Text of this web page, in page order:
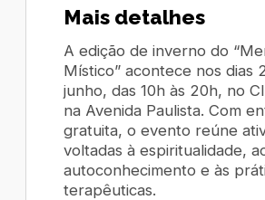
Mais detalhes
A edição de inverno do
Místico” acontece nos dias
junho, das 10h às 20h, no
na Avenida Paulista. Com
gratuita, o evento reúne
voltadas à espiritualidade,
autoconhecimento e às
terapêuticas.